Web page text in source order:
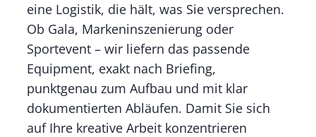
eine Logistik, die hält, was Sie versprechen.
Ob Gala, Markeninszenierung oder
Sportevent – wir liefern das passende
Equipment, exakt nach Briefing,
punktgenau zum Aufbau und mit klar
dokumentierten Abläufen. Damit Sie sich
auf Ihre kreative Arbeit konzentrieren